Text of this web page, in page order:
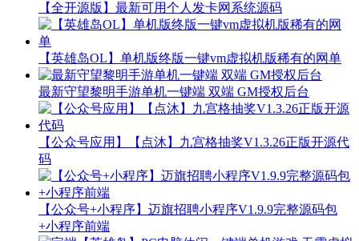
【全开源版】最新可用个人发卡网系统源码
【英雄岛OL】单机版终版一键vm虚拟机版稀有的网单
最新守望黎明手游单机一键端 双端 GM授权后台
【公众号应用】【点沐】九宫格抽奖V1.3.26正版开源代
码
【公众号+小程序】迈旗招聘小程序V1.9.9完整源码包
+小程序前端